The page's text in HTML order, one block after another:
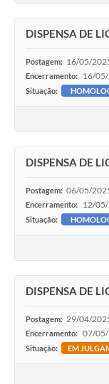
DISPENSA DE
Postagem: 16/05/
Encerramento: 16/
Situação:
DISPENSA DE
Postagem: 06/05/
Encerramento: 12/
Situação:
DISPENSA DE
Postagem: 29/04/
Encerramento: 07/05/
Situação: EM